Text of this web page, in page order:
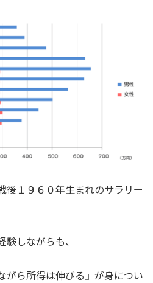
後１９６０年生まれのサラリー
しながらも、
がら所得は伸びる』が身につい